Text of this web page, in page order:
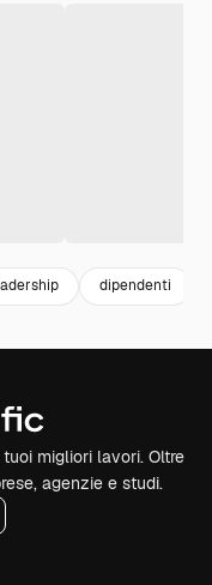
dipendenti
migliori lavori. Oltre
agenzie e studi.